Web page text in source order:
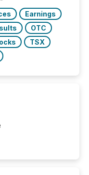
Earnings
OTC
TSX